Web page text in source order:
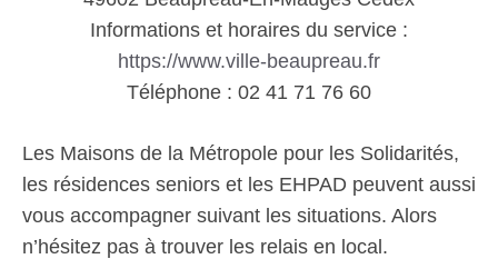
Informations et horaires du service :
https://www.ville-beaupreau.fr
Téléphone : 02 41 71 76 60
Les Maisons de la Métropole pour les Solidarités,
les résidences seniors et les EHPAD peuvent aussi
vous accompagner suivant les situations. Alors
n’hésitez pas à trouver les relais en local.